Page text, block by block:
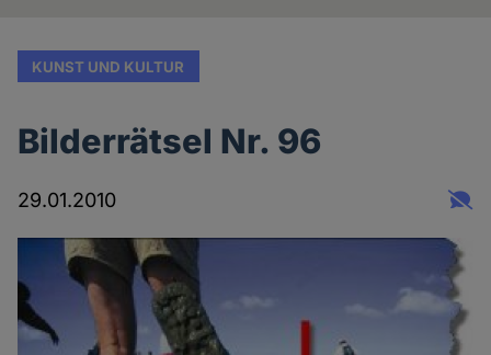
KUNST UND KULTUR
Bilderrätsel Nr. 96
29.01.2010